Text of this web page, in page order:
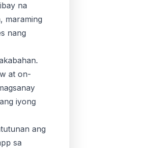
na
maraming
nang
at on-
iyong
ang
sa